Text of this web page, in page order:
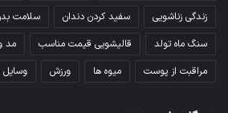
زندگی زناشویی
سفید کردن دندان سلامت
سنگ ماه تولد
قالیشویی قیمت مناسب مد
مراقبت از پوست
میوه ها ورزش وسایل